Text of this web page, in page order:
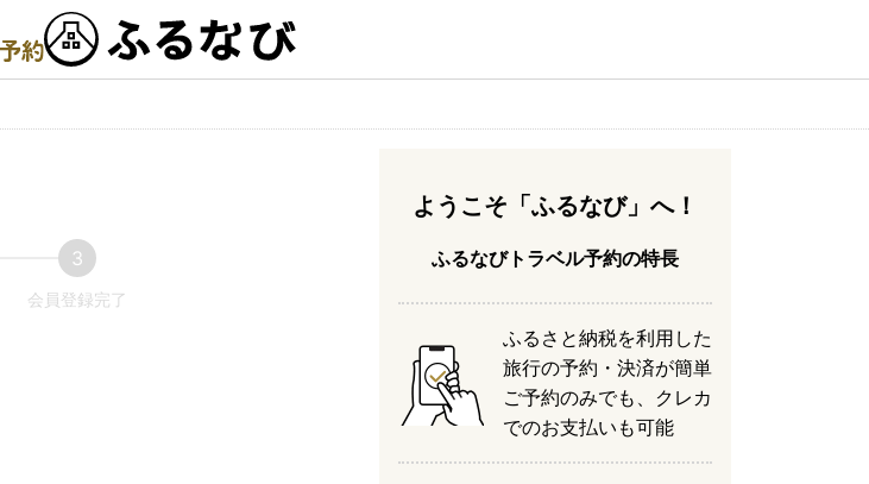
会員登録完了
ようこそ「ふるなび」へ！
ふるなびトラベル予約の特長
ふるさと納税を利用した
旅行の予約・決済が簡単
ご予約のみでも、クレカ
でのお支払いも可能